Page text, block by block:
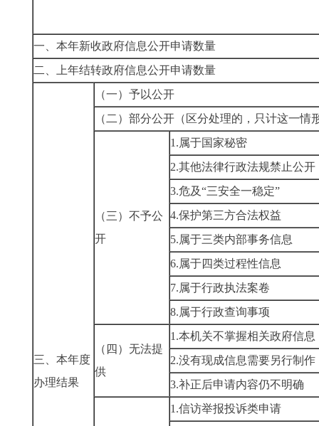
一、本年新收政府信息公开申请数量
二、上年结转政府信息公开申请数量
三、本年度
办理结果
（一）予以公开
（二）部分公开 （区分处理的，只计这一情
（三）不予公
开
1.属于国家秘密
2.其他法律行政法规禁止公开
3.危及“三安全一稳定”
4.保护第三方合法权益
5.属于三类内部事务信息
6.属于四类过程性信息
7.属于行政执法案卷
8.属于行政查询事项
（四）无法提
供
1.本机关不掌握相关政府信息
2.没有现成信息需要另行制作
3.补正后申请内容仍不明确
1.信访举报投诉类申请